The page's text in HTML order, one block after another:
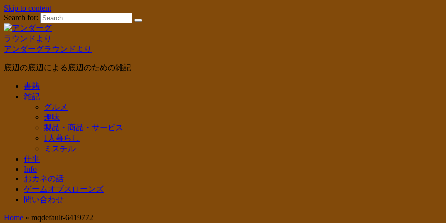
Skip to content
Search for:
アンダーグラウンドより
底辺の底辺による底辺のための雑記
書籍
雑記
グルメ
趣味
製品・商品・サービス
1人暮らし
ミスチル
仕事
Info
おカネの話
ゲームオブスローンズ
問い合わせ
Home » mqdefault-6419772